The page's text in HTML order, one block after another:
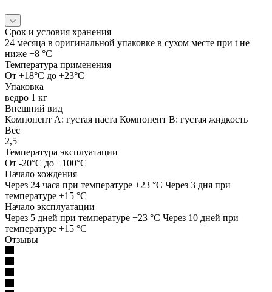
Срок и условия хранения
24 месяца в оригинальной упаковке в сухом месте при t не
ниже +8 °C
Температура применения
От +18°C до +23°C
Упаковка
ведро 1 кг
Внешний вид
Компонент А: густая паста Компонент В: густая жидкость
Вес
2,5
Температура эксплуатации
От -20°C до +100°C
Начало хождения
Через 24 часа при температуре +23 °C Через 3 дня при
температуре +15 °C
Начало эксплуатации
Через 5 дней при температуре +23 °C Через 10 дней при
температуре +15 °C
Отзывы